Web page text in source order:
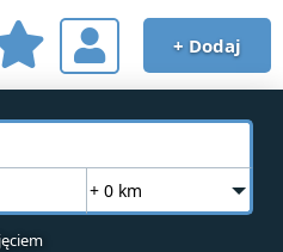
+ Dodaj
+ 0 km